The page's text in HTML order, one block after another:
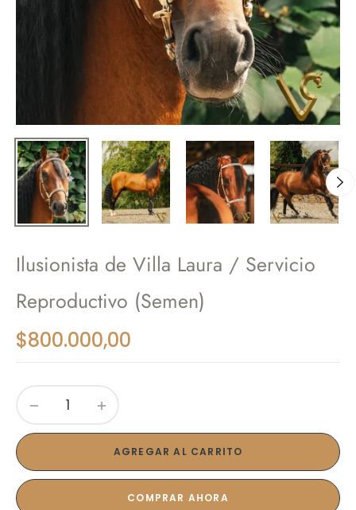
Ilusionista de Villa Laura / Servicio
Reproductivo (Semen)
Precio
habitual
$800.000,00
AGREGAR AL CARRITO
COMPRAR AHORA